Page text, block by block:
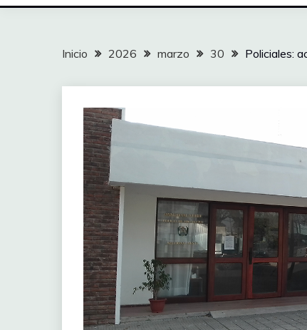
Inicio 2026 marzo 30 Policiales: